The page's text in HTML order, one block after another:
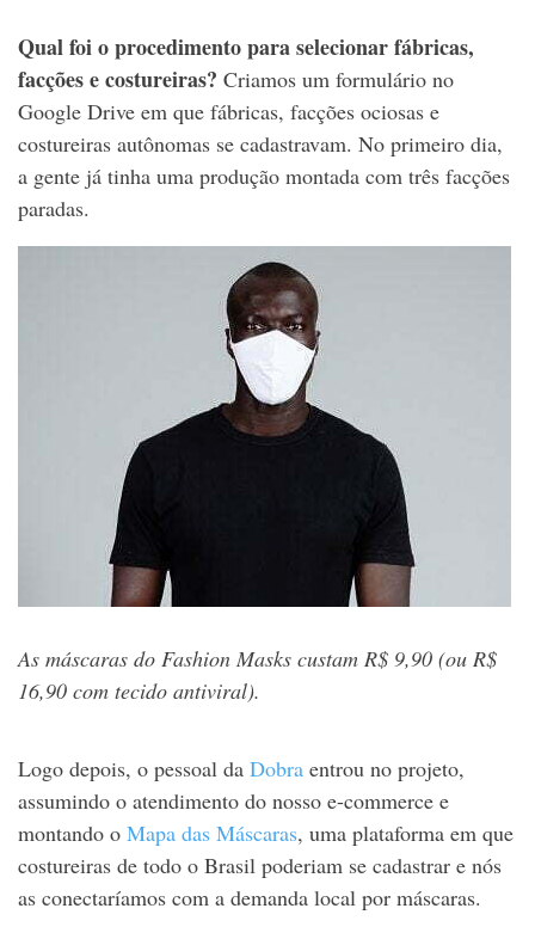
Qual foi o procedimento para selecionar fábricas,
facções e costureiras? Criamos um formulário no
Google Drive em que fábricas, facções ociosas e
costureiras autônomas se cadastravam. No primeiro dia,
a gente já tinha uma produção montada com três facções
paradas.
As máscaras do Fashion Masks custam R$ 9,90 (ou R$
16,90 com tecido antiviral).
Logo depois, o pessoal da Dobra entrou no projeto,
assumindo o atendimento do nosso e-commerce e
montando o Mapa das Máscaras, uma plataforma em que
costureiras de todo o Brasil poderiam se cadastrar e nós
as conectaríamos com a demanda local por máscaras.